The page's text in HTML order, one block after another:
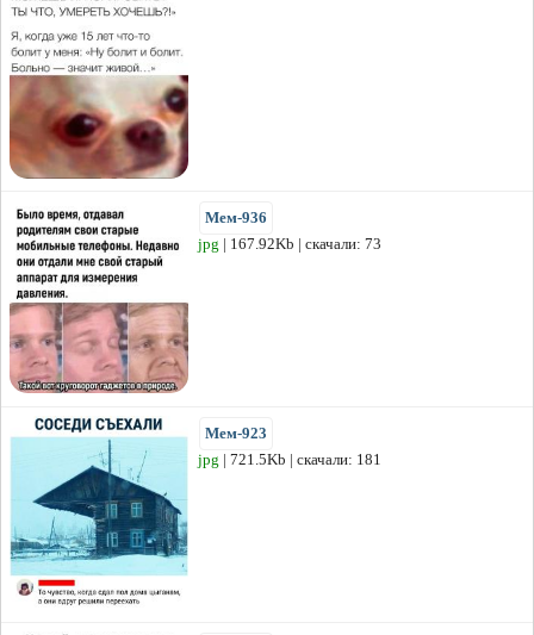
Мем-936
jpg | 167.92Kb | скачали: 73
Мем-923
jpg | 721.5Kb | скачали: 181